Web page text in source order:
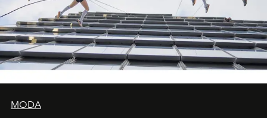
MODA